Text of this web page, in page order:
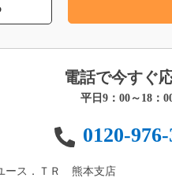
電話で今すぐ
平日9：00～18：
0120-
ース．ＴＲ 熊本支店